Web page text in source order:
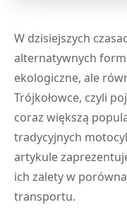
W dzisiejszych
alternatywnych
ekologiczne, ale
Trójkołowce, czyli
coraz większą
tradycyjnych
artykule
ich zalety w
transportu.